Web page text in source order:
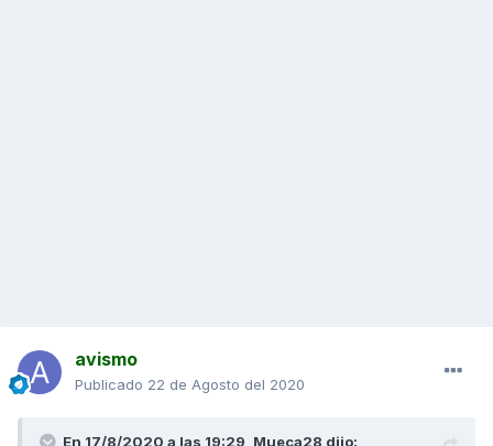
avismo
Publicado 22 de Agosto del 2020
En 17/8/2020 a las 19:29, Mueca28 dijo: